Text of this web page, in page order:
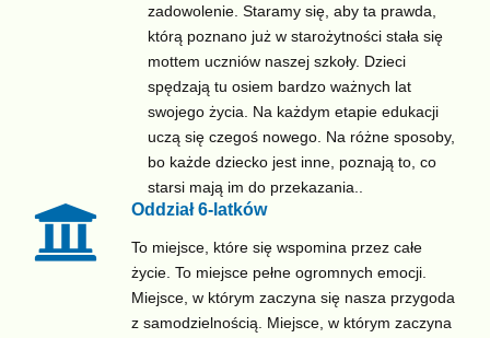
zadowolenie. Staramy się, aby ta prawda,
którą poznano już w starożytności stała się
mottem uczniów naszej szkoły. Dzieci
spędzają tu osiem bardzo ważnych lat
swojego życia. Na każdym etapie edukacji
uczą się czegoś nowego. Na różne sposoby,
bo każde dziecko jest inne, poznają to, co
starsi mają im do przekazania..
Oddział 6-latków
To miejsce, które się wspomina przez całe
życie. To miejsce pełne ogromnych emocji.
Miejsce, w którym zaczyna się nasza przygoda
z samodzielnością. Miejsce, w którym zaczyna